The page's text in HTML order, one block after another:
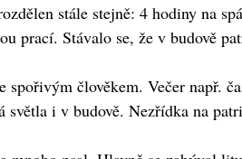
stále stejně: 4 hodiny na
prací. Stávalo se, že v budově
spořivým člověkem. Večer např.
světla i v budově. Nezřídka na